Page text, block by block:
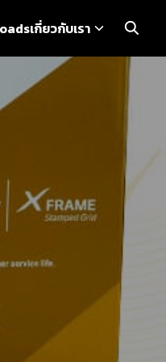
เกี่ยวกับเรา